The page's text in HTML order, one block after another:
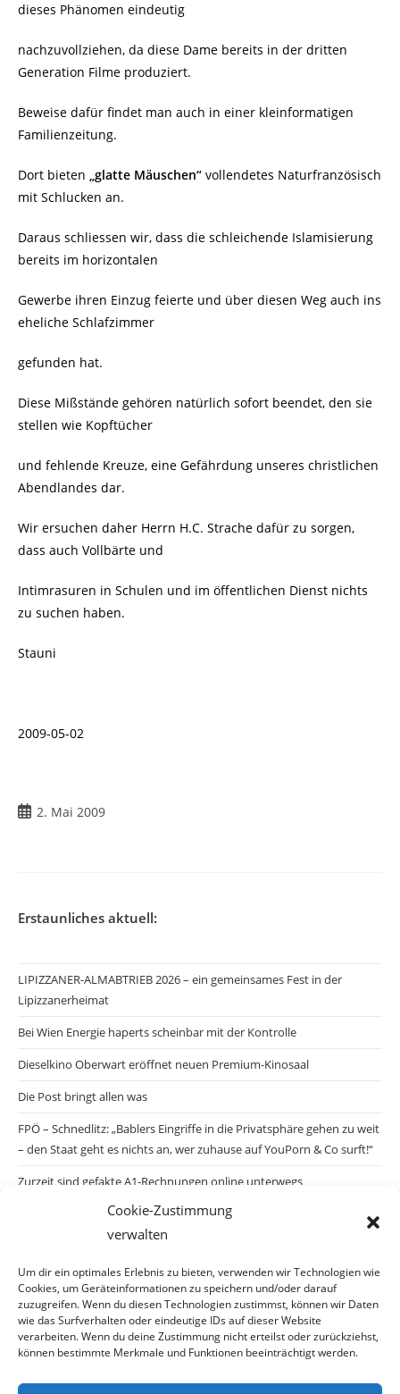
Cookie-Zustimmung
verwalten
Um dir ein optimales Erlebnis zu bieten, verwenden wir Technologien wie
Cookies, um Geräteinformationen zu speichern und/oder darauf
zuzugreifen. Wenn du diesen Technologien zustimmst, können wir Daten
wie das Surfverhalten oder eindeutige IDs auf dieser Website
verarbeiten. Wenn du deine Zustimmung nicht erteilst oder zurückziehst,
können bestimmte Merkmale und Funktionen beeinträchtigt werden.
dieses Phänomen eindeutig
nachzuvollziehen, da diese Dame bereits in der dritten
Generation Filme produziert.
Beweise dafür findet man auch in einer kleinformatigen
Familienzeitung.
Dort bieten „glatte Mäuschen“ vollendetes Naturfranzösisch
mit Schlucken an.
Daraus schliessen wir, dass die schleichende Islamisierung
bereits im horizontalen
Gewerbe ihren Einzug feierte und über diesen Weg auch ins
eheliche Schlafzimmer
gefunden hat.
Diese Mißstände gehören natürlich sofort beendet, den sie
stellen wie Kopftücher
und fehlende Kreuze, eine Gefährdung unseres christlichen
Abendlandes dar.
Wir ersuchen daher Herrn H.C. Strache dafür zu sorgen,
dass auch Vollbärte und
Intimrasuren in Schulen und im öffentlichen Dienst nichts
zu suchen haben.
Stauni
2009-05-02
Beitrag
2. Mai 2009
Erstaunliches aktuell:
LIPIZZANER-ALMABTRIEB 2026 – ein gemeinsames Fest in der
Lipizzanerheimat
Bei Wien Energie haperts scheinbar mit der Kontrolle
Dieselkino Oberwart eröffnet neuen Premium-Kinosaal
Die Post bringt allen was
FPÖ – Schnedlitz: „Bablers Eingriffe in die Privatsphäre gehen zu weit
– den Staat geht es nichts an, wer zuhause auf YouPorn & Co surft!“
Zurzeit sind gefakte A1-Rechnungen online unterwegs
Salzburgs Juden und ihre Sicherheit: „Erst nach einem Anschlag wäre
die Gefahr endlich konkret!“
Biologisches Wunder in Ceuta
Ein vermeintliches Abschiebemärchen
Archiv